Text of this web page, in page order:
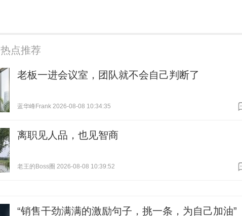
热点推荐
老板一进会议室，团队就不会自己判断了
蓝华峰Frank 2026-08-08 10:34:35
离职见人品，也见智商
老王的Boss圈 2026-08-08 10:39:52
“销售干劲满满的激励句子，挑一条，为自己加油”